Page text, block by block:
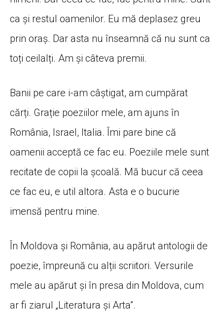
ca și restul oamenilor. Eu mă deplasez greu
prin oraș. Dar asta nu înseamnă că nu sunt ca
toți ceilalți. Am și câteva premii.
Banii pe care i-am câștigat, am cumpărat
cărți. Grație poeziilor mele, am ajuns în
România, Israel, Italia. Îmi pare bine că
oamenii acceptă ce fac eu. Poeziile mele sunt
recitate de copii la școală. Mă bucur că ceea
ce fac eu, e util altora. Asta e o bucurie
imensă pentru mine.
În Moldova și România, au apărut antologii de
poezie, împreună cu alții scriitori. Versurile
mele au apărut și în presa din Moldova, cum
ar fi ziarul „Literatura și Arta”.